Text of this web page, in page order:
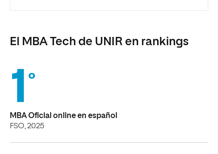
El MBA Tech de UNIR en rankings
1 °
MBA Oficial online en español
FSO, 2025